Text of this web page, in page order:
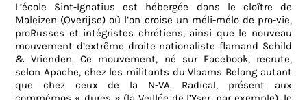
L’école Sint-Ignatius est hébergée dans le cloître de
Maleizen (Overijse) où l’on croise un méli-mélo de pro-vie,
proRusses et intégristes chrétiens, ainsi que le nouveau
mouvement d’extrême droite nationaliste flamand Schild
& Vrienden. Ce mouvement, né sur Facebook, recrute,
selon Apache, chez les militants du Vlaams Belang autant
que chez ceux de la N-VA. Radical, présent aux